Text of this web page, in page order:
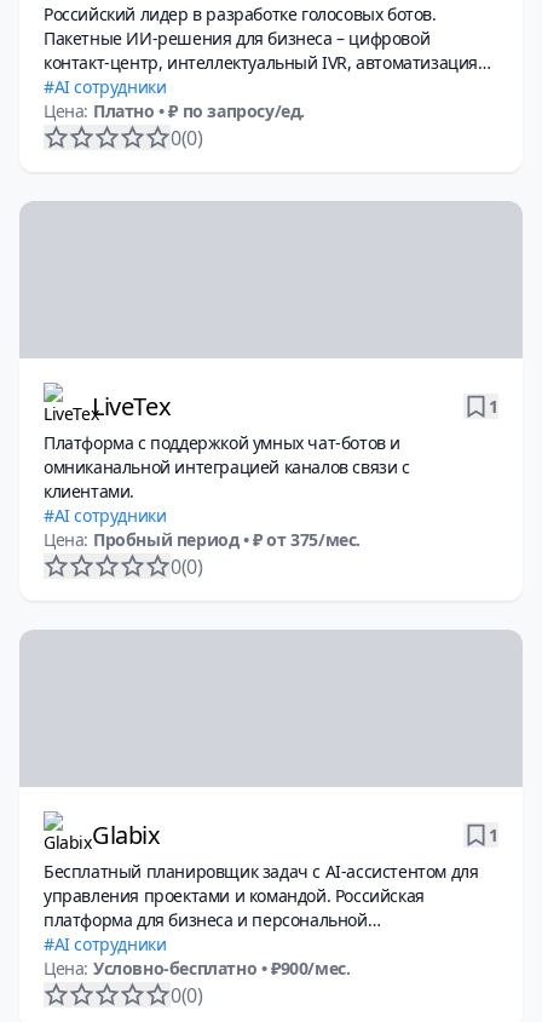
Российский лидер в разработке голосовых ботов.
Пакетные ИИ-решения для бизнеса – цифровой
контакт-центр, интеллектуальный IVR, автоматизация
техподдержки и другие no-code инструменты.
AI сотрудники
Цена: Платно• ₽ по запросу/ед.
0(0)
LiveTex
1
Платформа с поддержкой умных чат-ботов и
омниканальной интеграцией каналов связи с
клиентами.
AI сотрудники
Цена: Пробный период• ₽ от 375/мес.
0(0)
Glabix
1
Бесплатный планировщик задач с AI-ассистентом для
управления проектами и командой. Российская
платформа для бизнеса и персональной
продуктивности.
AI сотрудники
Цена: Условно-бесплатно • ₽900/мес.
0(0)